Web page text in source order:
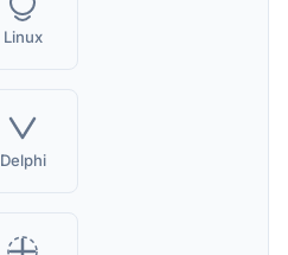
Linux
Delphi